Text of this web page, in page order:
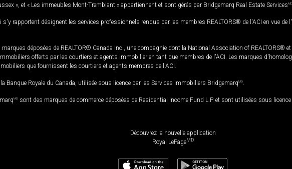
», et « Les immeubles Mont-Tremblant » appartiennent et sont gérés par Bridgemarq Real Estate ServicesMD
rapportent désignent les services professionnels rendus par les membres REALTORS® de l'ACI en vue
déposées de REALTOR® Canada Inc., une compagnie dont la National Association of REALTORS®
offerts par les courtiers et agents immobilier en tant que membres de l'ACI. Les marques
que fournissent les courtiers et agents membres de l'ACI.
Banque Royale du Canada, utilisée sous licence par les Services immobiliers BridgemarqMD
MD sont des marques de commerce déposées de Residential Income Fund L.P. et sont utilisées sous
Découvrez la nouvelle application
Royal LePageMD